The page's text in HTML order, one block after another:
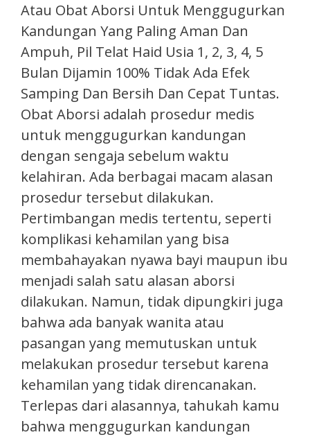
Atau Obat Aborsi Untuk Menggugurkan
Kandungan Yang Paling Aman Dan
Ampuh, Pil Telat Haid Usia 1, 2, 3, 4, 5
Bulan Dijamin 100% Tidak Ada Efek
Samping Dan Bersih Dan Cepat Tuntas.
Obat Aborsi adalah prosedur medis
untuk menggugurkan kandungan
dengan sengaja sebelum waktu
kelahiran. Ada berbagai macam alasan
prosedur tersebut dilakukan.
Pertimbangan medis tertentu, seperti
komplikasi kehamilan yang bisa
membahayakan nyawa bayi maupun ibu
menjadi salah satu alasan aborsi
dilakukan. Namun, tidak dipungkiri juga
bahwa ada banyak wanita atau
pasangan yang memutuskan untuk
melakukan prosedur tersebut karena
kehamilan yang tidak direncanakan.
Terlepas dari alasannya, tahukah kamu
bahwa menggugurkan kandungan